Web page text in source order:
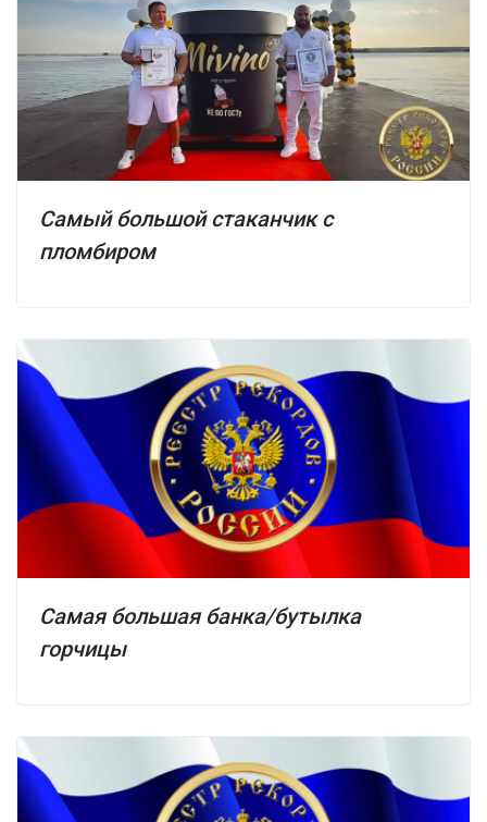
Самый большой стаканчик с
пломбиром
Самая большая банка/бутылка
горчицы